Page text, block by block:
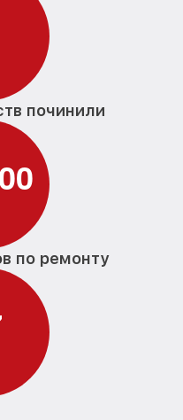
починили
00
по ремонту